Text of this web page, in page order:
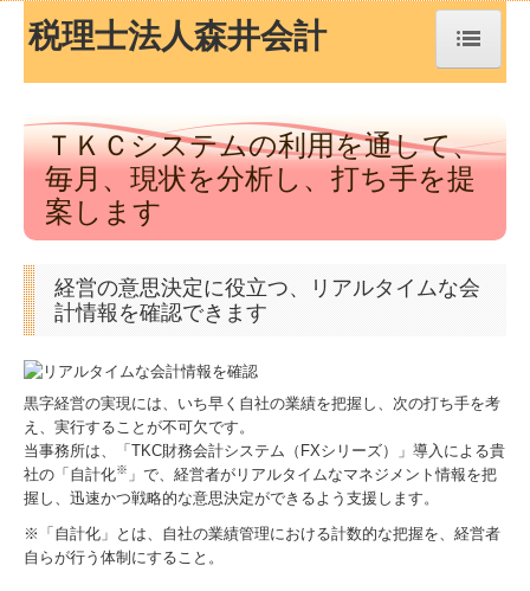
トップページ
TKCシステムQ&A
経営革新等支援機関とは
経営改善オンデマンド講座
事務所紹介
経営理念
税理士法人森井会計
ＴＫＣシステムの利用を通して、
毎月、現状を分析し、打ち手を提
案します
経営の意思決定に役立つ、リアルタイムな会
計情報を確認できます
黒字経営の実現には、いち早く自社の業績を把握し、次の打ち手を考
え、実行することが不可欠です。
当事務所は、「TKC財務会計システム（FXシリーズ）」導入による貴
社の「自計化※ 」で、経営者がリアルタイムなマネジメント情報を把
握し、迅速かつ戦略的な意思決定ができるよう支援します。
※「自計化」とは、自社の業績管理における計数的な把握を、経営者
自らが行う体制にすること。